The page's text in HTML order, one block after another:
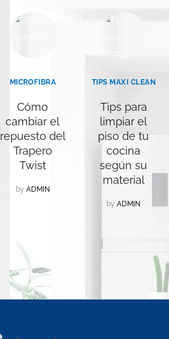
MICROFIBRA
Cómo
cambiar el
repuesto del
Trapero
Twist
by ADMIN
TIPS MAXI CLEAN
Tips para
limpiar el
piso de tu
cocina
según su
material
by ADMIN